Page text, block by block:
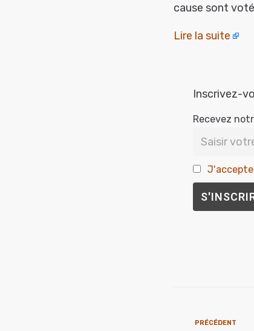
cause sont
Lire la suite
Inscrivez-
Recevez
PRÉCÉDENT